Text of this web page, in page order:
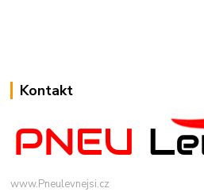
Kontakt
www.Pneulevnejsi.cz